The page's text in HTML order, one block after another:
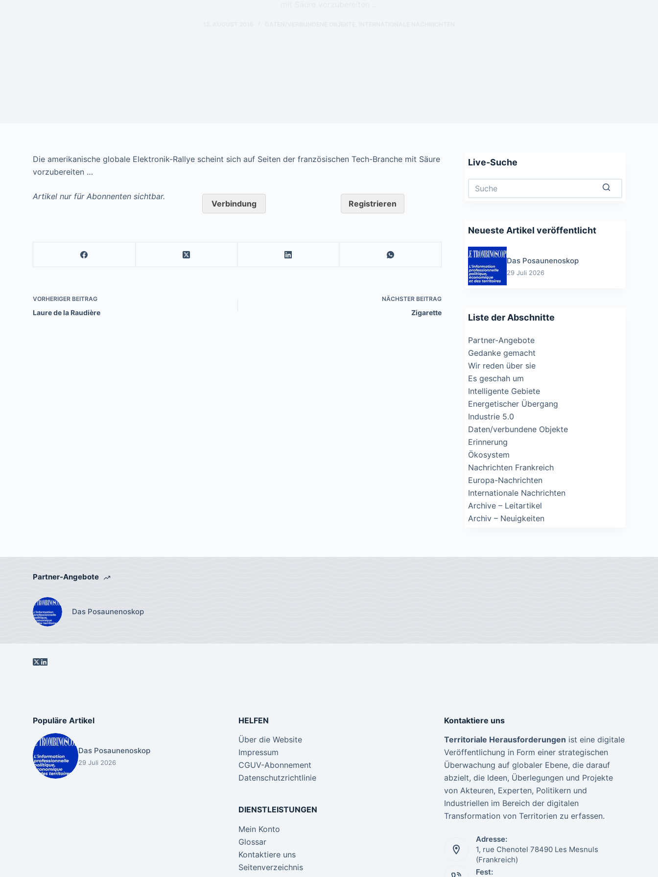
Die amerikanische globale Elektronik-Rallye scheint sich auf Seiten der französischen Tech-Branche mit Säure
vorzubereiten …
Artikel nur für Abonnenten sichtbar.
Verbindung Registrieren
VORHERIGERBEITRAG
Laure de la Raudière
NÄCHSTER BEITRAG
Zigarette
Live-Suche
Neueste Artikel veröffentlicht
Das Posaunenoskop
29 Juli 2026
Liste der Abschnitte
Partner-Angebote
Gedanke gemacht
Wir reden über sie
Es geschah um
Intelligente Gebiete
Energetischer Übergang
Industrie 5.0
Daten/verbundene Objekte
Erinnerung
Ökosystem
Nachrichten Frankreich
Europa-Nachrichten
Internationale Nachrichten
Archive – Leitartikel
Archiv – Neuigkeiten
Partner-Angebote
Das Posaunenoskop
Populäre Artikel
Das Posaunenoskop
29 Juli 2026
HELFEN
Über die Website
Impressum
CGUV-Abonnement
Datenschutzrichtlinie
DIENSTLEISTUNGEN
Mein Konto
Glossar
Kontaktiere uns
Seitenverzeichnis
Kontaktiere uns
Territoriale Herausforderungen ist eine digitale
Veröffentlichung in Form einer strategischen
Überwachung auf globaler Ebene, die darauf
abzielt, die Ideen, Überlegungen und Projekte
von Akteuren, Experten, Politikern und
Industriellen im Bereich der digitalen
Transformation von Territorien zu erfassen.
Adresse:
1, rue Chenotel 78490 Les Mesnuls
(Frankreich)
Fest: